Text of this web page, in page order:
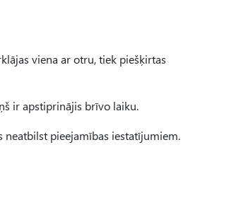
viena ar otru, tiek piešķirtas
ir apstiprinājis brīvo laiku.
pieejamības iestatījumiem.